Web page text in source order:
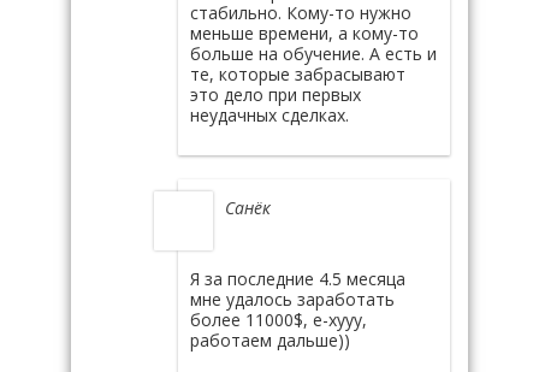
стабильно. Кому-то нужно
меньше времени, а кому-то
больше на обучение. А есть и
те, которые забрасывают
это дело при первых
неудачных сделках.
Санёк
Я за последние 4.5 месяца
мне удалось заработать
более 11000$, е-хууу,
работаем дальше))